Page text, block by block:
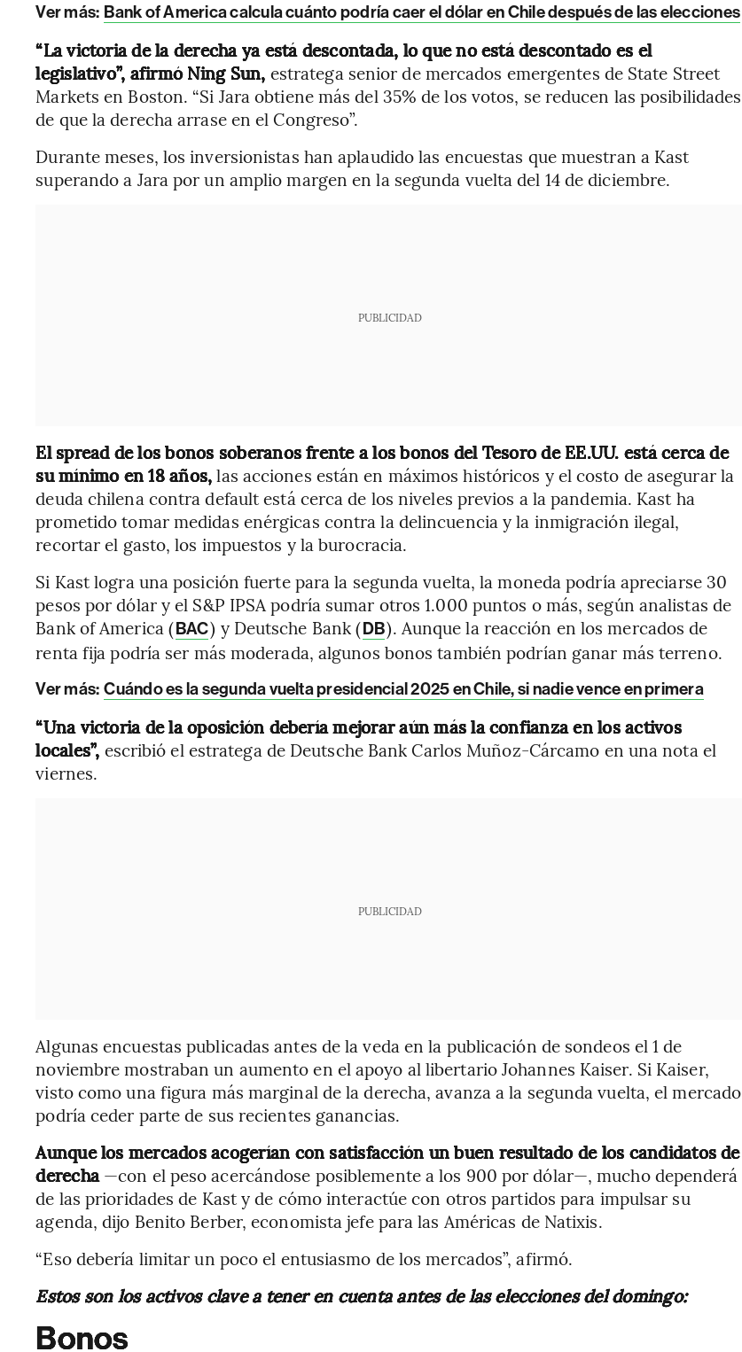
Ver más: Bank of America calcula cuánto podría caer el dólar en Chile después de las elecciones
“La victoria de la derecha ya está descontada, lo que no está descontado es el
legislativo”, afirmó Ning Sun, estratega senior de mercados emergentes de State Street
Markets en Boston. “Si Jara obtiene más del 35% de los votos, se reducen las posibilidades
de que la derecha arrase en el Congreso”.
Durante meses, los inversionistas han aplaudido las encuestas que muestran a Kast
superando a Jara por un amplio margen en la segunda vuelta del 14 de diciembre.
PUBLICIDAD
El spread de los bonos soberanos frente a los bonos del Tesoro de EE.UU. está cerca de
su mínimo en 18 años,las acciones están en máximos históricos y el costo de asegurar la
deuda chilena contra default está cerca de los niveles previos a la pandemia. Kast ha
prometido tomar medidas enérgicas contra la delincuencia y la inmigración ilegal,
recortar el gasto, los impuestos y la burocracia.
Si Kast logra una posición fuerte para la segunda vuelta, la moneda podría apreciarse 30
pesos por dólar y el S&P IPSA podría sumar otros 1.000 puntos o más, según analistas de
Bank of America (BAC) y Deutsche Bank (DB). Aunque la reacción en los mercados de
renta fija podría ser más moderada, algunos bonos también podrían ganar más terreno.
Ver más: Cuándo es la segunda vuelta presidencial 2025 en Chile, si nadie vence en primera
“Una victoria de la oposición debería mejorar aún más la confianza en los activos
locales”, escribió el estratega de Deutsche Bank Carlos Muñoz-Cárcamo en una nota el
viernes.
PUBLICIDAD
Algunas encuestas publicadas antes de la veda en la publicación de sondeos el 1 de
noviembre mostraban un aumento en el apoyo al libertario Johannes Kaiser. Si Kaiser,
visto como una figura más marginal de la derecha, avanza a la segunda vuelta, el mercado
podría ceder parte de sus recientes ganancias.
Aunque los mercados acogerían con satisfacción un buen resultado de los candidatos de
derecha—con el peso acercándose posiblemente a los 900 por dólar—, mucho dependerá
de las prioridades de Kast y de cómo interactúe con otros partidos para impulsar su
agenda, dijo Benito Berber, economista jefe para las Américas de Natixis.
“Eso debería limitar un poco el entusiasmo de los mercados”, afirmó.
Estos son los activos clave a tener en cuenta antes de las elecciones del domingo:
Bonos